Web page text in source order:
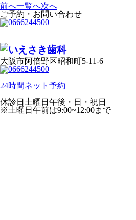
前へ一覧へ次へ
ご予約・お問い合わせ
大阪市阿倍野区昭和町5-11-6
24時間ネット予約
休診日 土曜日午後・日・祝日
※土曜日午前は9:00~12:00まで